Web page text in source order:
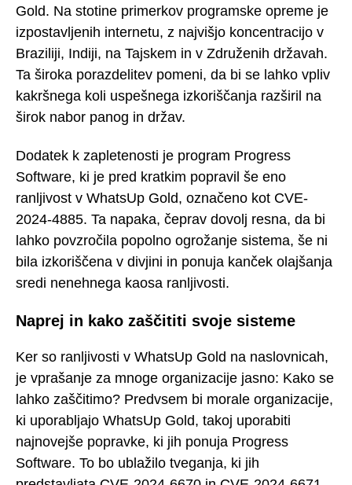
Gold. Na stotine primerkov programske opreme je
izpostavljenih internetu, z najvišjo koncentracijo v
Braziliji, Indiji, na Tajskem in v Združenih državah.
Ta široka porazdelitev pomeni, da bi se lahko vpliv
kakršnega koli uspešnega izkoriščanja razširil na
širok nabor panog in držav.
Dodatek k zapletenosti je program Progress
Software, ki je pred kratkim popravil še eno
ranljivost v WhatsUp Gold, označeno kot CVE-
2024-4885. Ta napaka, čeprav dovolj resna, da bi
lahko povzročila popolno ogrožanje sistema, še ni
bila izkoriščena v divjini in ponuja kanček olajšanja
sredi nenehnega kaosa ranljivosti.
Naprej in kako zaščititi svoje sisteme
Ker so ranljivosti v WhatsUp Gold na naslovnicah,
je vprašanje za mnoge organizacije jasno: Kako se
lahko zaščitimo? Predvsem bi morale organizacije,
ki uporabljajo WhatsUp Gold, takoj uporabiti
najnovejše popravke, ki jih ponuja Progress
Software. To bo ublažilo tveganja, ki jih